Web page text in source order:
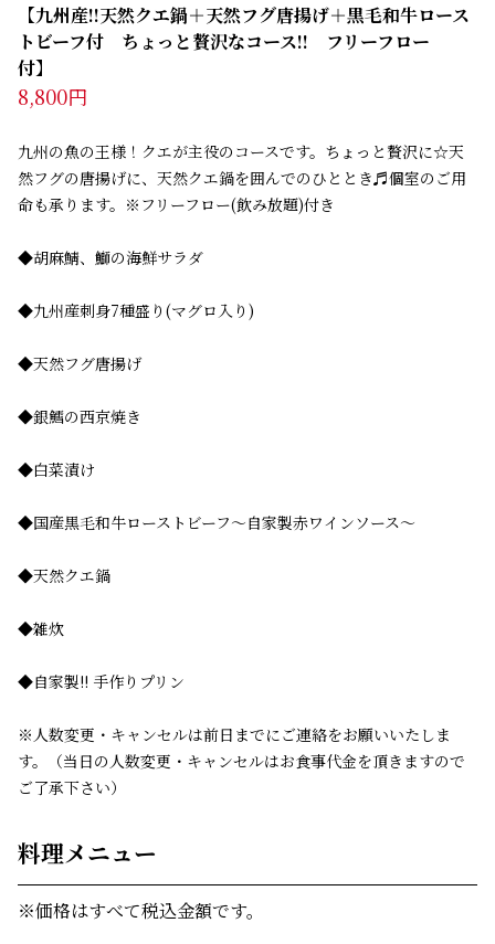
【九州産!!天然クエ鍋＋天然フグ唐揚げ＋黒毛和牛ロース
トビーフ付　ちょっと贅沢なコース!!　フリーフロー
付】
8,800円
九州の魚の王様！クエが主役のコースです。ちょっと贅沢に☆天
然フグの唐揚げに、天然クエ鍋を囲んでのひととき♬個室のご用
命も承ります。※フリーフロー(飲み放題)付き
◆胡麻鯖、鰤の海鮮サラダ
◆九州産刺身7種盛り(マグロ入り)
◆天然フグ唐揚げ
◆銀鱈の西京焼き
◆白菜漬け
◆国産黒毛和牛ローストビーフ～自家製赤ワインソース～
◆天然クエ鍋
◆雑炊
◆自家製!! 手作りプリン
※人数変更・キャンセルは前日までにご連絡をお願いいたしま
す。（当日の人数変更・キャンセルはお食事代金を頂きますので
ご了承下さい）
料理メニュー
※価格はすべて税込金額です。